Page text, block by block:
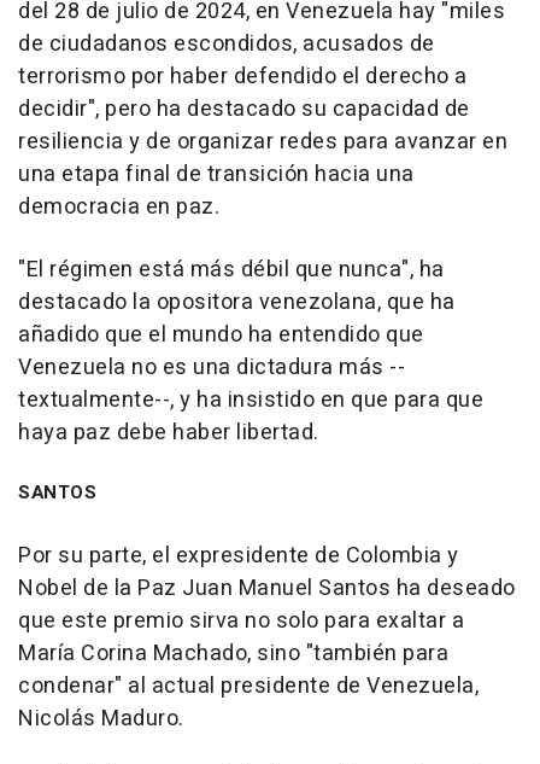
del 28 de julio de 2024, en Venezuela hay "miles
de ciudadanos escondidos, acusados de
terrorismo por haber defendido el derecho a
decidir", pero ha destacado su capacidad de
resiliencia y de organizar redes para avanzar en
una etapa final de transición hacia una
democracia en paz.
"El régimen está más débil que nunca", ha
destacado la opositora venezolana, que ha
añadido que el mundo ha entendido que
Venezuela no es una dictadura más --
textualmente--, y ha insistido en que para que
haya paz debe haber libertad.
SANTOS
Por su parte, el expresidente de Colombia y
Nobel de la Paz Juan Manuel Santos ha deseado
que este premio sirva no solo para exaltar a
María Corina Machado, sino "también para
condenar" al actual presidente de Venezuela,
Nicolás Maduro.